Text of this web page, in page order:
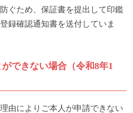
ぐため、保証書を提出して印鑑
録確認通知書を送付していま
できない場合（令和8年1
由によりご本人が申請できない